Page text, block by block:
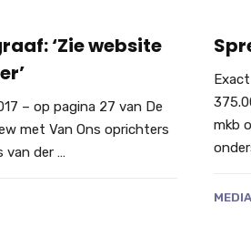
‘Zie website
– op pagina 27 van De
met Van Ons oprichters
van der …
mkb
MEDIA